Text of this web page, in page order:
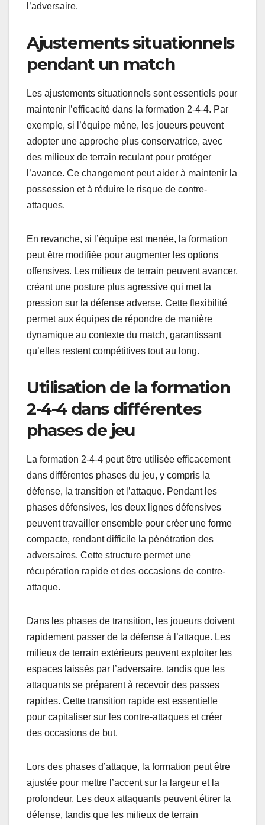
l’adversaire.
Ajustements situationnels
pendant un match
Les ajustements situationnels sont essentiels pour
maintenir l’efficacité dans la formation 2-4-4. Par
exemple, si l’équipe mène, les joueurs peuvent
adopter une approche plus conservatrice, avec
des milieux de terrain reculant pour protéger
l’avance. Ce changement peut aider à maintenir la
possession et à réduire le risque de contre-
attaques.
En revanche, si l’équipe est menée, la formation
peut être modifiée pour augmenter les options
offensives. Les milieux de terrain peuvent avancer,
créant une posture plus agressive qui met la
pression sur la défense adverse. Cette flexibilité
permet aux équipes de répondre de manière
dynamique au contexte du match, garantissant
qu’elles restent compétitives tout au long.
Utilisation de la formation
2-4-4 dans différentes
phases de jeu
La formation 2-4-4 peut être utilisée efficacement
dans différentes phases du jeu, y compris la
défense, la transition et l’attaque. Pendant les
phases défensives, les deux lignes défensives
peuvent travailler ensemble pour créer une forme
compacte, rendant difficile la pénétration des
adversaires. Cette structure permet une
récupération rapide et des occasions de contre-
attaque.
Dans les phases de transition, les joueurs doivent
rapidement passer de la défense à l’attaque. Les
milieux de terrain extérieurs peuvent exploiter les
espaces laissés par l’adversaire, tandis que les
attaquants se préparent à recevoir des passes
rapides. Cette transition rapide est essentielle
pour capitaliser sur les contre-attaques et créer
des occasions de but.
Lors des phases d’attaque, la formation peut être
ajustée pour mettre l’accent sur la largeur et la
profondeur. Les deux attaquants peuvent étirer la
défense, tandis que les milieux de terrain